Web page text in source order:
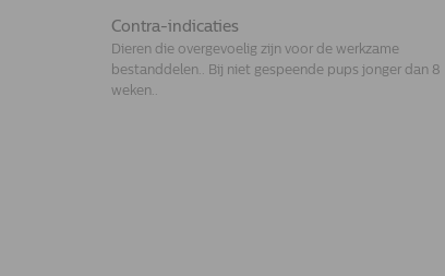
Contra-indicaties
Dieren die overgevoelig zijn voor de werkzame
bestanddelen.. Bij niet gespeende pups jonger dan 8
weken..